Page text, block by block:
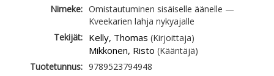
Nimeke: Omistautuminen sisäiselle äänelle —
Kveekarien lahja nykyajalle
Tekijät: Kelly, Thomas (Kirjoittaja)
Mikkonen, Risto (Kääntäjä)
Tuotetunnus: 9789523794948